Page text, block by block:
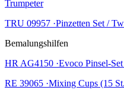
Trumpeter
TRU 09957 ·Pinzetten Set /
Bemalungshilfen
HR AG4150 ·Evoco Pinsel-
RE 39065 ·Mixing Cups (15